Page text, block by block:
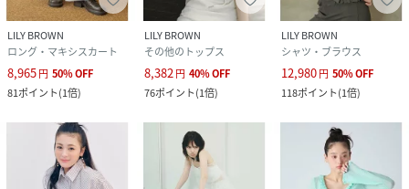
サイズ F[99]
品番
RV2477_LWFT262154
LWFT262154-L4-3U RV2477)
LILY BROWN
ロング・マキシスカート
8,965円 50%OFF
81ポイント(1倍)
LILY BROWN
その他のトップス
8,382円 40%OFF
76ポイント(1倍)
LILY BROWN
シャツ・ブラウス
12,980円 50%OFF
118ポイント(1倍)